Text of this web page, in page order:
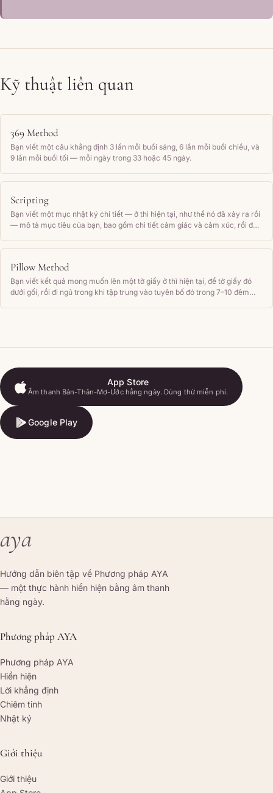
Kỹ thuật liên quan
369 Method
Bạn viết một câu khẳng định 3 lần mỗi buổi sáng, 6 lần mỗi buổi chiều, và
9 lần mỗi buổi tối — mỗi ngày trong 33 hoặc 45 ngày.
Scripting
Bạn viết một mục nhật ký chi tiết — ở thì hiện tại, như thể nó đã xảy ra rồi
— mô tả mục tiêu của bạn, bao gồm chi tiết cảm giác và cảm xúc, rồi đọc
Pillow Method
Bạn viết kết quả mong muốn lên một tờ giấy ở thì hiện tại, để tờ giấy đó
dưới gối, rồi đi ngủ trong khi tập trung vào tuyên bố đó trong 7–10 đêm
App Store
Âm thanh Bản-Thân-Mơ-Ước hằng ngày. Dùng thử miễn phí.
App Store
Google Play
Google Play
aya
Hướng dẫn biên tập về Phương pháp AYA
— một thực hành hiển hiện bằng âm thanh
hằng ngày.
Phương pháp AYA
Phương pháp AYA
Hiển hiện
Lời khẳng định
Chiêm tinh
Nhật ký
Giới thiệu
Giới thiệu